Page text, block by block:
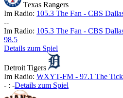
Texas Rangers
Im Radio: 105.3 The Fan - CBS
--
Im Radio: 105.3 The Fan - CBS
98.5
Details zum Spiel
Detroit Tigers
Im Radio: WXYT-FM - 97.1 The
- : -Details zum Spiel